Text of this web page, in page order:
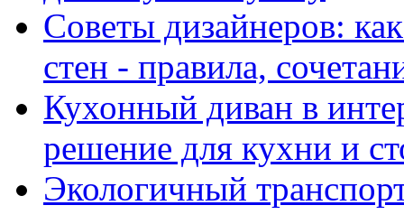
Советы дизайнеров:
стен - правила,
Кухонный диван в
решение для кухни и
Экологичный